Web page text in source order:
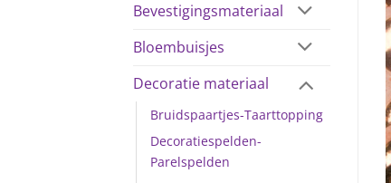
Bevestigingsmateriaal
Bloembuisjes
Decoratie materiaal
Bruidspaartjes-Taarttopping
Decoratiespelden-
Parelspelden